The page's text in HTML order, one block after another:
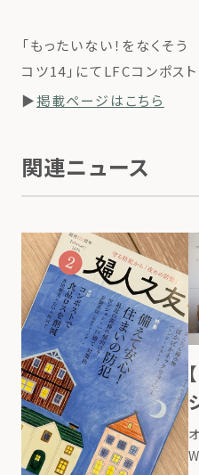
「もったいない！をなくそ
コツ14」にてLFCコンポス
▶掲載ページはこちら
関連ニュース